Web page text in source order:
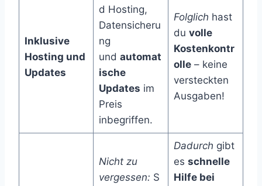
Inklusive
Hosting und
Updates
d Hosting,
Datensicheru
ng
und automat
ische
Updates im
Preis
inbegriffen.
Folglich hast
du volle
Kostenkontr
olle– keine
versteckten
Ausgaben!
Nicht zu
vergessen: S
Dadurch gibt
es schnelle
Hilfe bei